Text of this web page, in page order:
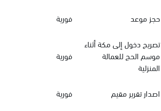
حجز موعد فورية
تصريح دخول إلى مكة أثناء
موسم الحج للعمالة
المنزلية
فورية
اصدار تقرير مقيم فورية